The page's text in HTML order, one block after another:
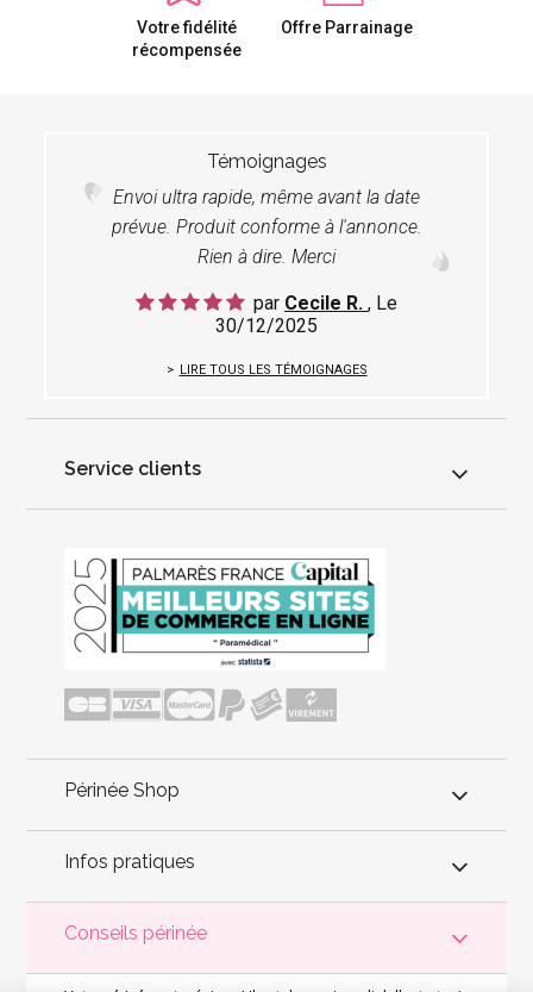
Votre fidélité
récompensée
Offre Parrainage
Témoignages
Envoi ultra rapide, même avant la date
prévue. Produit conforme à l'annonce.
Rien à dire. Merci
par Cecile R. , Le
30/12/2025
LIRE TOUS LES TÉMOIGNAGES
Service clients
Périnée Shop
Infos pratiques
Conseils périnée